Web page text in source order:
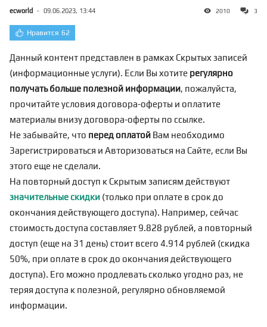
ecworld - 09.06.2023, 13:44 2010 3
Нравится 62
Данный контент представлен в рамках Скрытых записей
(информационные услуги). Если Вы хотите регулярно
получать больше полезной информации, пожалуйста,
прочитайте условия договора-оферты и оплатите
материалы внизу договора-оферты по ссылке.
Не забывайте, что перед оплатой Вам необходимо
Зарегистрироваться и Авторизоваться на Сайте, если Вы
этого еще не сделали.
На повторный доступ к Скрытым записям действуют
значительные скидки (только при оплате в срок до
окончания действующего доступа). Например, сейчас
стоимость доступа составляет 9.828 рублей, а повторный
доступ (еще на 31 день) стоит всего 4.914 рублей (скидка
50%, при оплате в срок до окончания действующего
доступа). Его можно продлевать сколько угодно раз, не
теряя доступа к полезной, регулярно обновляемой
информации.